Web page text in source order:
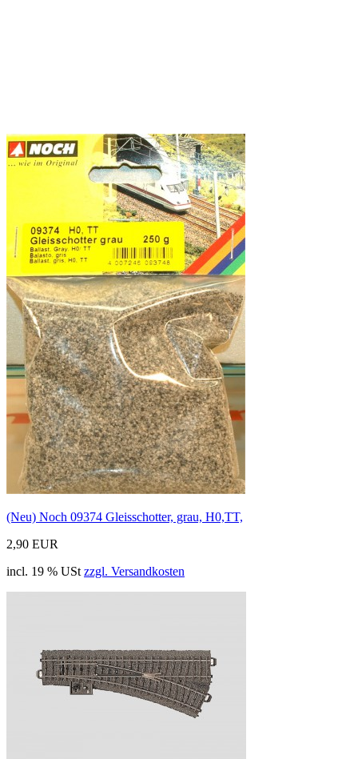
(Neu) Noch 09374 Gleisschotter, grau, H0,TT,
2,90 EUR
incl. 19 % USt zzgl. Versandkosten